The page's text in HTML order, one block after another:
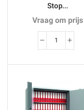
Stop...
Vraag om prijs
De
|